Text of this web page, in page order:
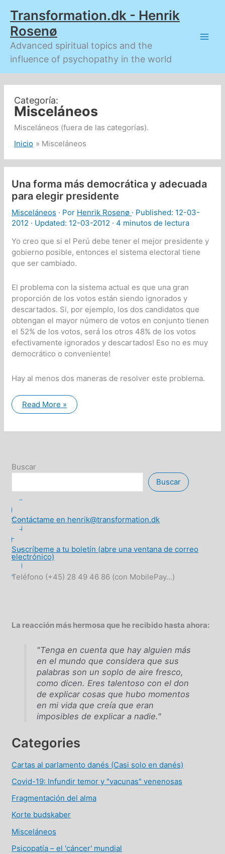
contenido
Transformation.dk - Henrik
Rosenø
Advanced spiritual topics and the
influence of psychopathy in the world
Misceláneos
Misceláneos (fuera de las categorías).
Inicio
Misceláneos
Una forma más democrática y adecuada
para elegir presidente
Misceláneos · Por Henrik Rosenø · Published: 12-03-
2012 · Updated: 12-03-2012 ·4 minutos de lectura
Yo creo que si el Perú debe tener el mejor presidente y
gobierno posible, entonces el sistema electoral tiene
que ser cambiado.
El problema con la sistema actual es que una gran
proporción de los votos están siendo ignorados y
descartados. Si, por ejemplo, los dos candidatos que
obtengan el mayor número de votos en conjunto tienen
el 52% de los votos, será los otros 48% de los votos
efectivamente ignorados y descartados! Eso no es muy
democrático o conveniente!
Hay al menos dos maneras de resolver este problema.
Una
forma
y
presidente
Read More »
Buscar
Buscar
Contáctame en henrik@transformation.dk
Suscríbeme a tu boletín (abre una ventana de correo
electrónico)
Teléfono (+45) 28 49 46 86 (con MobilePay...)
La reacción más hermosa que he recibido hasta ahora:
"Tenga en cuenta que hay alguien más
en el mundo que considera que sus
palabras son un soplo de aire fresco,
como dicen. Eres talentoso con el don
de explicar cosas que hubo momentos
en mi vida que creía que eran
imposibles de explicar a nadie."
Categories
Cartas al parlamento danés (Casi solo en danés)
Covid-19: Infundir temor y "vacunas" venenosas
Fragmentación del alma
Korte budskaber
Misceláneos
Psicopatía – el 'cáncer' mundial